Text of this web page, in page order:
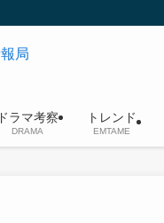
ドラマ考察
DRAMA
トレンド
EMTAME